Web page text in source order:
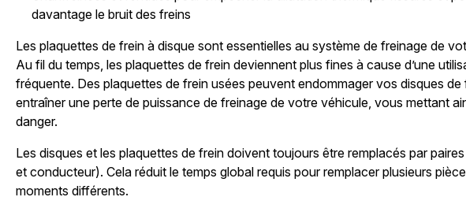
davantage le bruit des freins
Les plaquettes de frein à disque sont essentielles au système de freinage de
Au fil du temps, les plaquettes de frein deviennent plus fines à cause d’une
fréquente. Des plaquettes de frein usées peuvent endommager vos disques de
entraîner une perte de puissance de freinage de votre véhicule, vous mettant
danger.
Les disques et les plaquettes de frein doivent toujours être remplacés par
et conducteur). Cela réduit le temps global requis pour remplacer plusieurs
moments différents.